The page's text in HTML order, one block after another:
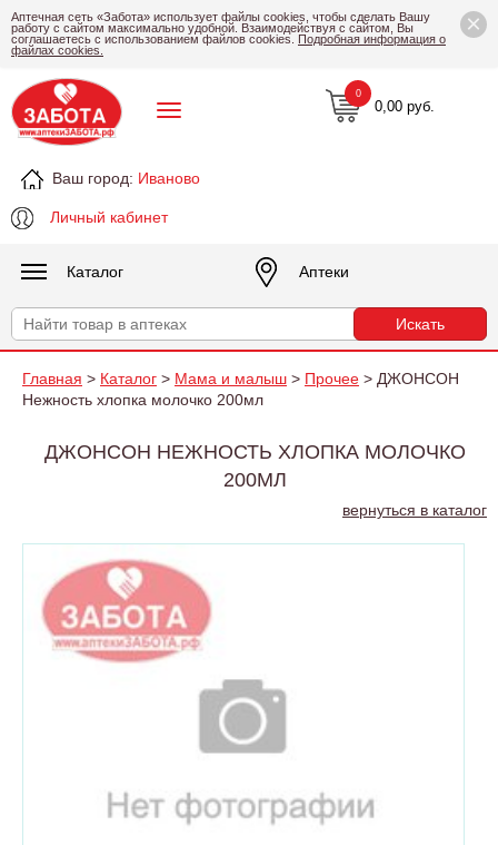
×
Аптечная сеть «Забота» использует файлы cookies, чтобы сделать Вашу
работу с сайтом максимально удобной. Взаимодействуя с сайтом, Вы
соглашаетесь с использованием файлов cookies. Подробная информация о
файлах cookies.
Ваш город: Иваново
Личный кабинет
0,00 руб.
0
Каталог Аптеки
Главная > Каталог > Мама и малыш > Прочее > ДЖОНСОН
Нежность хлопка молочко 200мл
ДЖОНСОН НЕЖНОСТЬ ХЛОПКА МОЛОЧКО
200МЛ
вернуться в каталог